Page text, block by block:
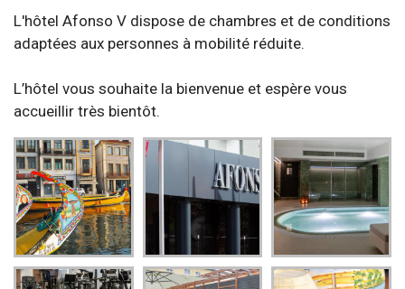
L'hôtel Afonso V dispose de chambres et de conditions
adaptées aux personnes à mobilité réduite.
L’hôtel vous souhaite la bienvenue et espère vous
accueillir très bientôt.